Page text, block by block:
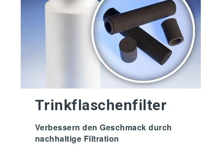
Trinkflaschenfilter
Verbessern den Geschmack durch
nachhaltige Filtration